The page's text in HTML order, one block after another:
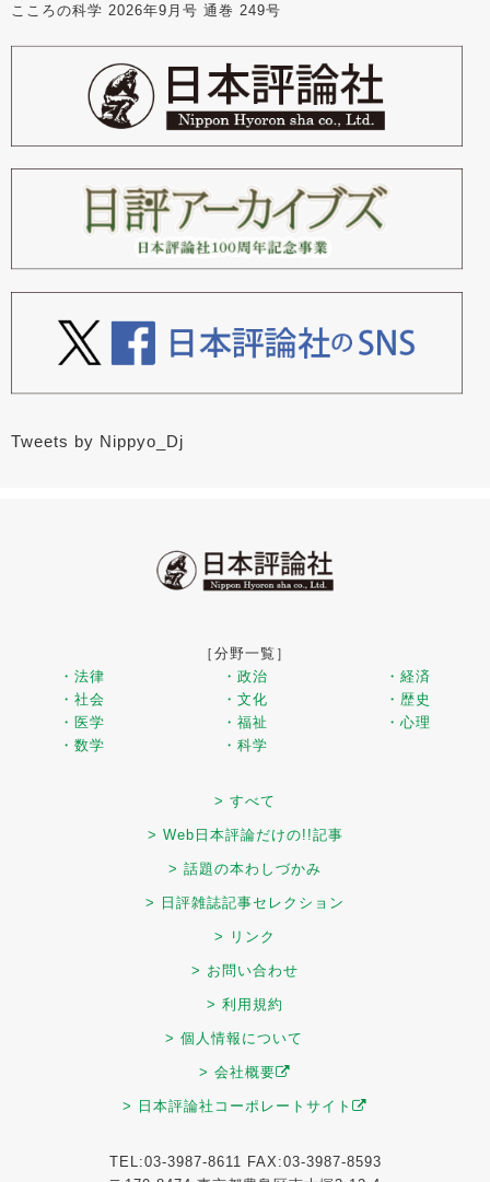
こころの科学 2026年9月号 通巻 249号
Tweets by Nippyo_Dj
［分野一覧］
・法律
・政治
・経済
・社会
・文化
・歴史
・医学
・福祉
・心理
・数学
・科学
> すべて
> Web日本評論だけの!!記事
> 話題の本わしづかみ
> 日評雑誌記事セレクション
> リンク
> お問い合わせ
> 利用規約
> 個人情報について
> 会社概要
> 日本評論社コーポレートサイト
TEL:03-3987-8611 FAX:03-3987-8593